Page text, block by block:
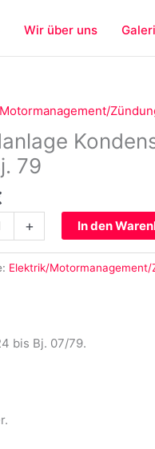
Wir über uns
79
+ In den
Elektrik/Motormanagement/
bis Bj. 07/79.